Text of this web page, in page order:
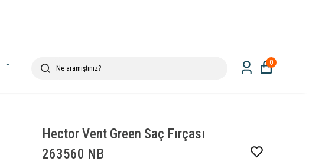
0
Hector Vent Green Saç Fırçası
263560 NB